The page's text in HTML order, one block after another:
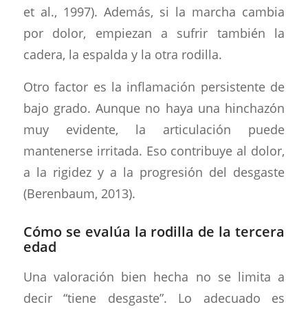
et al., 1997). Además, si la marcha cambia
por dolor, empiezan a sufrir también la
cadera, la espalda y la otra rodilla.
Otro factor es la inflamación persistente de
bajo grado. Aunque no haya una hinchazón
muy evidente, la articulación puede
mantenerse irritada. Eso contribuye al dolor,
a la rigidez y a la progresión del desgaste
(Berenbaum, 2013).
Cómo se evalúa la rodilla de la tercera
edad
Una valoración bien hecha no se limita a
decir “tiene desgaste”. Lo adecuado es